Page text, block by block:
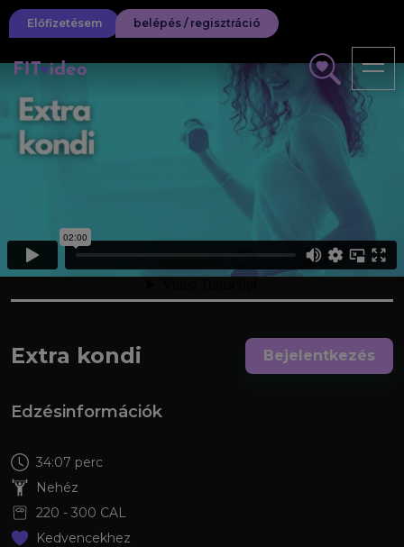
Előfizetésem belépés / regisztráció
Extra kondi Bejelentkezés
Edzésinformációk
34:07 perc
Nehéz
220 - 300 CAL
Kedvencekhez